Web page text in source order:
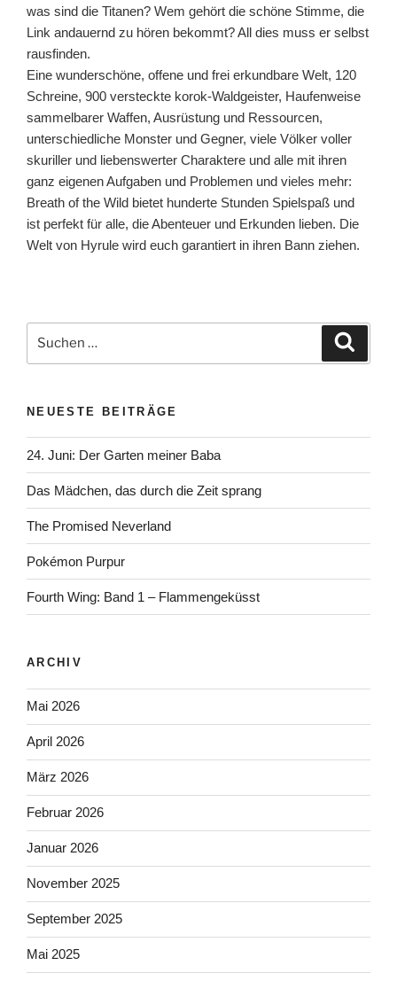
was sind die Titanen? Wem gehört die schöne Stimme, die
Link andauernd zu hören bekommt? All dies muss er selbst
rausfinden.
Eine wunderschöne, offene und frei erkundbare Welt, 120
Schreine, 900 versteckte korok-Waldgeister, Haufenweise
sammelbarer Waffen, Ausrüstung und Ressourcen,
unterschiedliche Monster und Gegner, viele Völker voller
skuriller und liebenswerter Charaktere und alle mit ihren
ganz eigenen Aufgaben und Problemen und vieles mehr:
Breath of the Wild bietet hunderte Stunden Spielspaß und
ist perfekt für alle, die Abenteuer und Erkunden lieben. Die
Welt von Hyrule wird euch garantiert in ihren Bann ziehen.
nach:
NEUESTE BEITRÄGE
24. Juni: Der Garten meiner Baba
Das Mädchen, das durch die Zeit sprang
The Promised Neverland
Pokémon Purpur
Fourth Wing: Band 1 – Flammengeküsst
ARCHIV
Mai 2026
April 2026
März 2026
Februar 2026
Januar 2026
November 2025
September 2025
Mai 2025